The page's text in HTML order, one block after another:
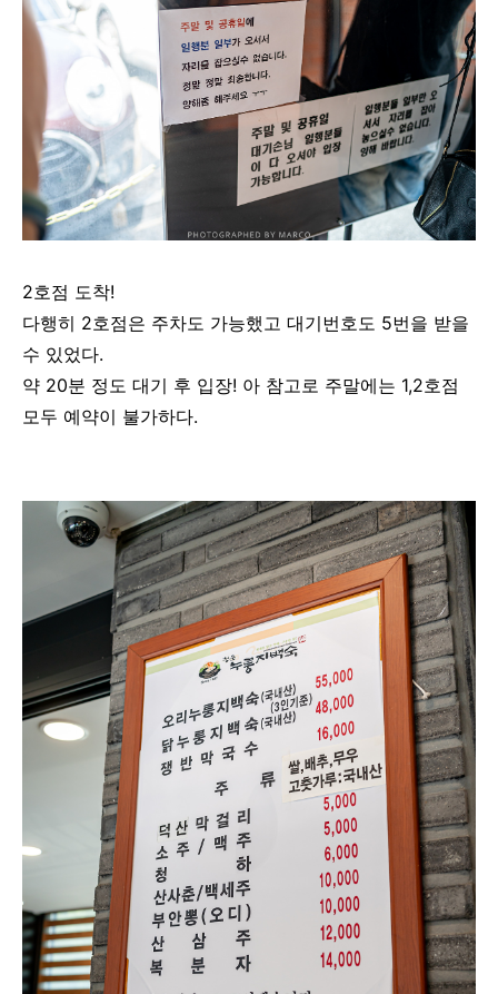
2호점 도착!
다행히 2호점은 주차도 가능했고 대기번호도 5번을 받을
수 있었다.
약 20분 정도 대기 후 입장! 아 참고로 주말에는 1,2호점
모두 예약이 불가하다.